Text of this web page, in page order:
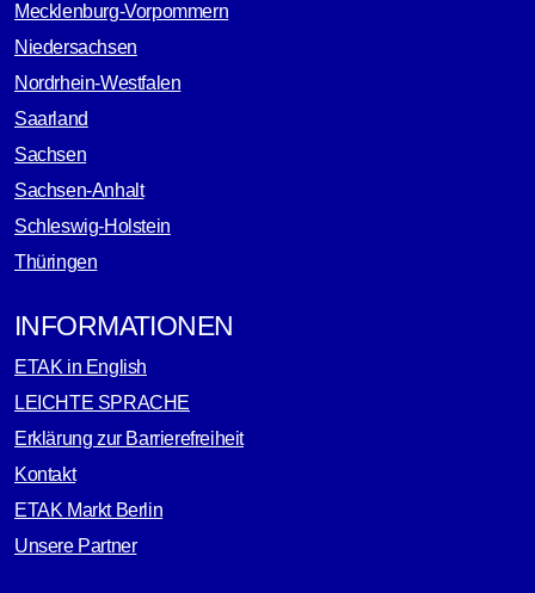
Mecklenburg-Vorpommern
Niedersachsen
Nordrhein-Westfalen
Saarland
Sachsen
Sachsen-Anhalt
Schleswig-Holstein
Thüringen
INFORMATIONEN
ETAK in English
LEICHTE SPRACHE
Erklärung zur Barrierefreiheit
Kontakt
ETAK Markt Berlin
Unsere Partner